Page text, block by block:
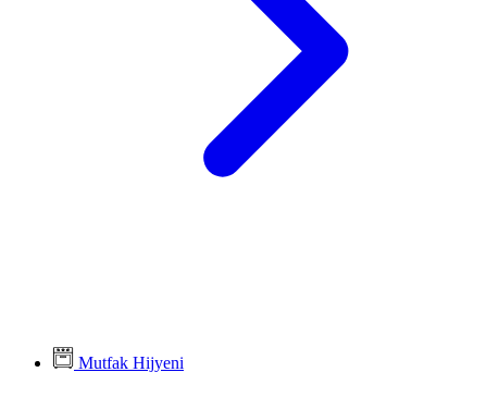
Mutfak Hijyeni